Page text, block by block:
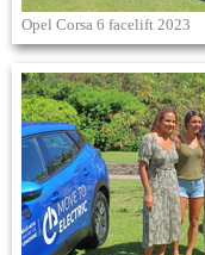
Opel Corsa 6 facelift 2023